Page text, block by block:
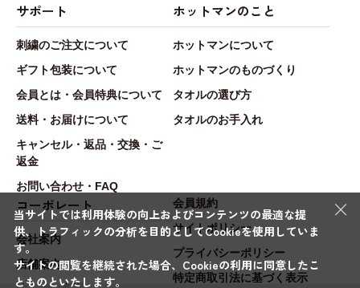
サポート
刺繍のご注文について
ギフト包装について
会員とは・会員特典について
送料・お届けについて
キャンセル・返品・交換・ご
返金
お問い合わせ・FAQ
ホットマンのこと
ホットマンについて
ホットマンのものづくり
タオルの選び方
タオルのお手入れ
コーポレート
会社案内
店舗案内
会員規約
サイトポリシー
プライバシーポリシー
特定商取引法に基づく表示
×
当サイトでは利用体験の向上およびコンテンツの最適な提
供、トラフィックの分析を目的としてCookieを使用していま
す。
サイトの閲覧を継続された場合、Cookieの利用に同意したこ
とものといたします。